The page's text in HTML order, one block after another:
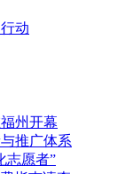
动
州开幕
推广体系
志愿者”